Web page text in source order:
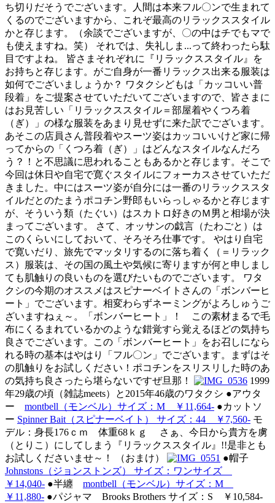
ち切りだそうでございます。人間は本来フル〇ンで生まれて
くるのでございますから、これぞ最高のリラックススタイル
かと存じます。（余談でございますが、〇の中はチでもマで
も使えますね。笑） それでは、失礼しま...って終わったら駄
目ですよね。 皆さまそれぞれに『リラックススタイル』を
お持ちと存じます。がご自身が一番リラックス出来る服装は
如何でございましょうか？ ワタクシどもは「カッコいい普
段着」をご提案させていただいてございますので、皆さまに
はお見苦しい「リラックススタイル＝部屋着やくつろ着
（ぎ）」の様な服装をあまり見せずに来た訳でございます。
あそこの店員さん普段着やスーツ姿はカッコいいけど家に帰
ってからの「くつろ着（ぎ）」はどんなスタイルなんだろ
う？！と不思議に思われることもあるかと存じます。そこで
今回は休日や自宅で寛ぐスタイルにフォーカスさせていただ
きました。中にはスーツ姿が自分には一番のリラックススタ
イルだとのたまうポコチン野郎もいらっしゃるかと存じます
が、そういう類（たぐい）はスカトロ好きのＭ男と相場が決
まってございます。 さて、オッサンの戯言（たわごと）は
このくらいにしておいて、そろそろ仕事です。 やはり自宅
で寛いだり、旅先でマッタリするのに落ち着く（＝リラック
ス）服装は、その国の風土や気候に寄りますが何と申しまし
ても肌触りの良いものを選びたいものでございます。 ワタ
クシの今期のオススメはスピナーベイトさんの「ボンバーヒ
ート」でございます。相変わらずネーミングがよろしゅうご
ざいますねぇ～。「ボンバーヒート」！ この素材まるで毛
布にくるまれているかのような錯覚すら覚えるほどの気持ち
良さでございます。この「ボンバーヒート」をお召しになら
れる時の基本はやはり「フル〇ン」でございます。まずはそ
の肌触りをお試しください！ポコチンをスリスリした時のあ
の気持ち良さったら堪らないですぜ旦那！
1999
年29歳の頃（雑誌meets）と2015年46歳のワタクシ ●アウタ
ー montbell（モンベル）サイズ：M ￥11,664- ●カットソ
ー Spinner Bait（スピナーベイト） サイズ：44 ￥7,560- モ
デル：身長176ｃｍ 体重68ｋｇ さぁ、今日から貴方を虜
（とりこ）にしてしまう『リラックススタイル』!!是非とも
お試しくださいませ～！ （おまけ）
●帽子
Johnstons（ジョンストンズ） サイズ：ワンサイズ
￥14,040- ●半纏 montbell（モンベル）サイズ：M
￥11,880- ●パジャマ Brooks Brothers サイズ：S ￥10,584-